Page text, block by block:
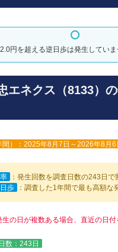
円を超える逆日歩は発生していま
エネクス（8133）
間）：2025年8月7日～2026年8月6
：発生回数を調査日数の243日で
歩
：調査した1年間で最も高額な
生の日が複数ある場合、直近の日付
数：243日